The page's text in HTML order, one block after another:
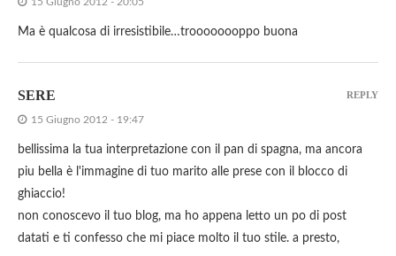
Ma è qualcosa di irresistibile…troooooooppo buona
SERE
15 Giugno 2012 - 19:47
bellissima la tua interpretazione con il pan di spagna, ma ancora
piu bella è l'immagine di tuo marito alle prese con il blocco di
ghiaccio!
non conoscevo il tuo blog, ma ho appena letto un po di post
datati e ti confesso che mi piace molto il tuo stile. a presto,
REPLY